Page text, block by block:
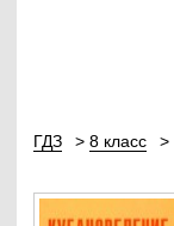
ГДЗ 8 класс